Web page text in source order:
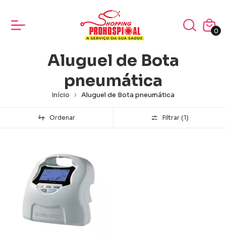
0
Aluguel de Bota
pneumática
Início Aluguel de Bota pneumática
Ordenar Filtrar (1)